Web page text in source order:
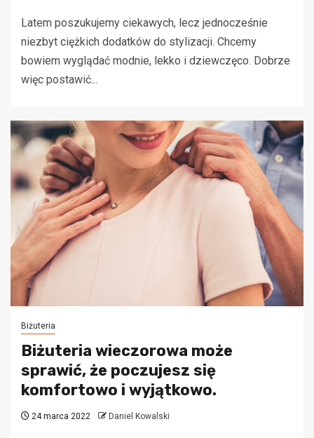
Latem poszukujemy ciekawych, lecz jednocześnie
niezbyt ciężkich dodatków do stylizacji. Chcemy
bowiem wyglądać modnie, lekko i dziewczęco. Dobrze
więc postawić...
Biżuteria
Biżuteria wieczorowa może
sprawić, że poczujesz się
komfortowo i wyjątkowo.
24 marca 2022 Daniel Kowalski